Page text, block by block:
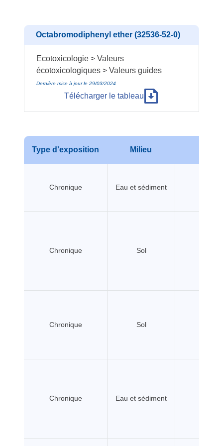
Octabromodiphenyl ether (32536-52-0)
Ecotoxicologie > Valeurs
écotoxicologiques > Valeurs guides
Dernière mise à jour le 29/03/2024
Télécharger le tableau
Type d'exposition Milieu
Chronique Eau et sédiment
Chronique Sol
Chronique Sol
Chronique Eau et sédiment